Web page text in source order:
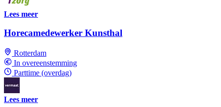
Lees meer
Horecamedewerker Kunsthal
Rotterdam
In overeenstemming
Parttime (overdag)
Lees meer